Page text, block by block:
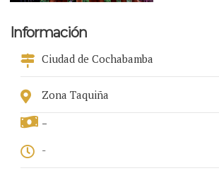
Información
Ciudad de Cochabamba
Zona Taquiña
-
-